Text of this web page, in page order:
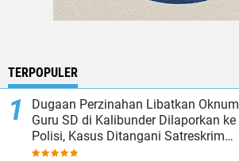
TERPOPULER
Dugaan Perzinahan Libatkan Oknum
Guru SD di Kalibunder Dilaporkan ke
Polisi, Kasus Ditangani Satreskrim
Polres Sukabumi